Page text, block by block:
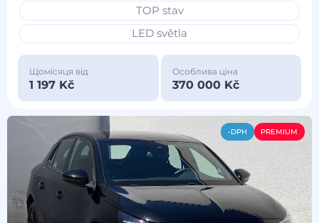
TOP stav
LED světla
Щомісяця від
1 197 Kč
Особлива ціна
370 000 Kč
-DPH PREMIUM